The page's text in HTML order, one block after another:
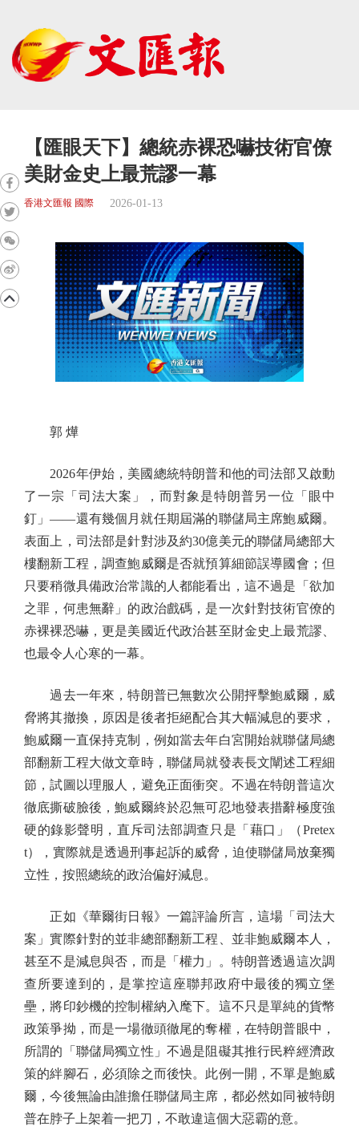
【匯眼天下】總統赤裸恐嚇技術官僚
美財金史上最荒謬一幕
香港文匯報 國際 2026-01-13
郭 燁
2026年伊始，美國總統特朗普和他的司法部又啟動
了一宗「司法大案」，而對象是特朗普另一位「眼中
釘」——還有幾個月就任期屆滿的聯儲局主席鮑威爾。
表面上，司法部是針對涉及約30億美元的聯儲局總部大
樓翻新工程，調查鮑威爾是否就預算細節誤導國會；但
只要稍微具備政治常識的人都能看出，這不過是「欲加
之罪，何患無辭」的政治戲碼，是一次針對技術官僚的
赤裸裸恐嚇，更是美國近代政治甚至財金史上最荒謬、
也最令人心寒的一幕。
過去一年來，特朗普已無數次公開抨擊鮑威爾，威
脅將其撤換，原因是後者拒絕配合其大幅減息的要求，
鮑威爾一直保持克制，例如當去年白宮開始就聯儲局總
部翻新工程大做文章時，聯儲局就發表長文闡述工程細
節，試圖以理服人，避免正面衝突。不過在特朗普這次
徹底撕破臉後，鮑威爾終於忍無可忍地發表措辭極度強
硬的錄影聲明，直斥司法部調查只是「藉口」（Pretex
t），實際就是透過刑事起訴的威脅，迫使聯儲局放棄獨
立性，按照總統的政治偏好減息。
正如《華爾街日報》一篇評論所言，這場「司法大
案」實際針對的並非總部翻新工程、並非鮑威爾本人，
甚至不是減息與否，而是「權力」。特朗普透過這次調
查所要達到的，是掌控這座聯邦政府中最後的獨立堡
壘，將印鈔機的控制權納入麾下。這不只是單純的貨幣
政策爭拗，而是一場徹頭徹尾的奪權，在特朗普眼中，
所謂的「聯儲局獨立性」不過是阻礙其推行民粹經濟政
策的絆腳石，必須除之而後快。此例一開，不單是鮑威
爾，今後無論由誰擔任聯儲局主席，都必然如同被特朗
普在脖子上架着一把刀，不敢違這個大惡霸的意。